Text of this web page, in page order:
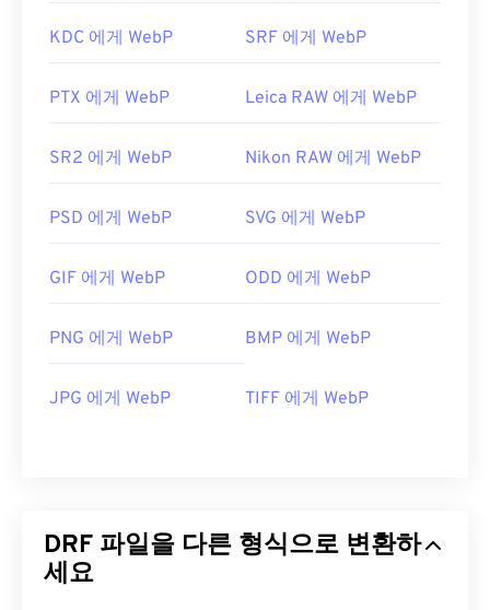
KDC 에게 WebP SRF 에게 WebP
PTX 에게 WebP Leica RAW 에게 WebP
SR2 에게 WebP Nikon RAW 에게 WebP
PSD 에게 WebP SVG 에게 WebP
GIF 에게 WebP ODD 에게 WebP
PNG 에게 WebP BMP 에게 WebP
JPG 에게 WebP TIFF 에게 WebP
DRF 파일을 다른 형식으로 변환하
세요